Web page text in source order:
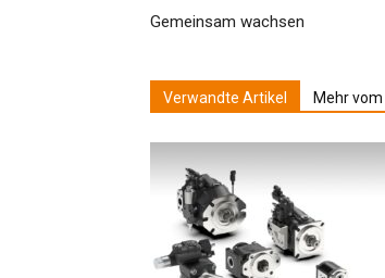
Gemeinsam wachsen
Verwandte Artikel Mehr